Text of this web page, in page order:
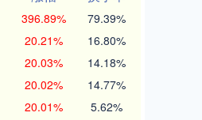
396.89% 79.39%
20.21% 16.80%
20.03% 14.18%
20.02% 14.77%
20.01% 5.62%